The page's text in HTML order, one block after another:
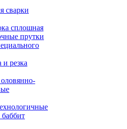
сварки
сплошная
прутки
резка